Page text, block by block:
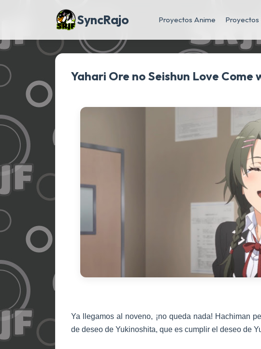
SyncRajo Proyectos Anime Proyectos
Yahari Ore no Seishun Love
Ya llegamos al noveno, ¡no queda nada! Hachiman
de deseo de Yukinoshita, que es cumplir el deseo de